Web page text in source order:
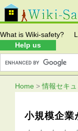
What is Wiki-safety?
Help us
Home >情報セキュ
小規模企業